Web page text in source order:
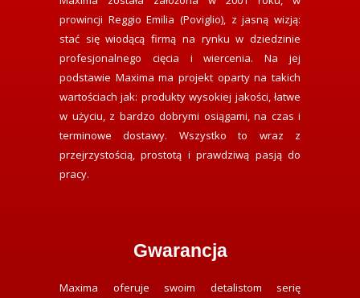
prowincji Reggio Emilia (Poviglio), z jasną wizją:
stać się wiodącą firmą na rynku w dziedzinie
profesjonalnego cięcia i wiercenia. Na jej
podstawie Maxima ma projekt oparty na takich
wartościach jak: produkty wysokiej jakości, łatwe
w użyciu, z bardzo dobrymi osiągami, na czas i
terminowe dostawy. Wszystko to wraz z
przejrzystością, prostotą i prawdziwą pasją do
pracy.
Gwarancja
Maxima oferuje swoim detalistom serię